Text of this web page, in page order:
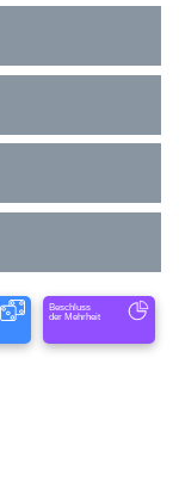
Beschluss
der Mehrheit